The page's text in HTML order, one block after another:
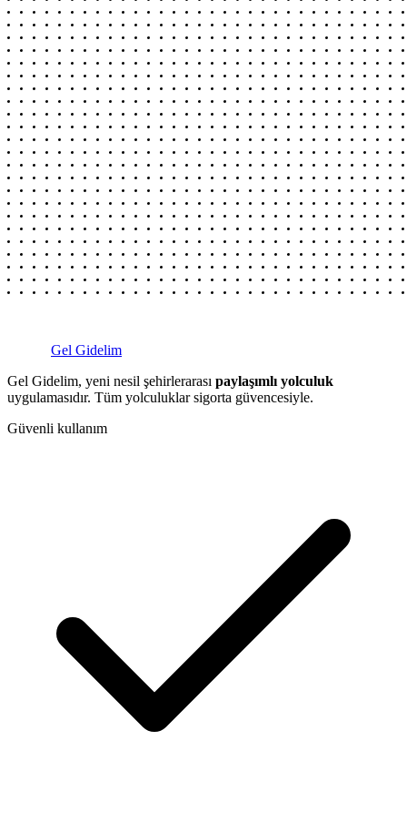
Gel Gidelim
Gel Gidelim, yeni nesil şehirlerarası paylaşımlı yolculuk
uygulamasıdır. Tüm yolculuklar sigorta güvencesiyle.
Güvenli kullanım